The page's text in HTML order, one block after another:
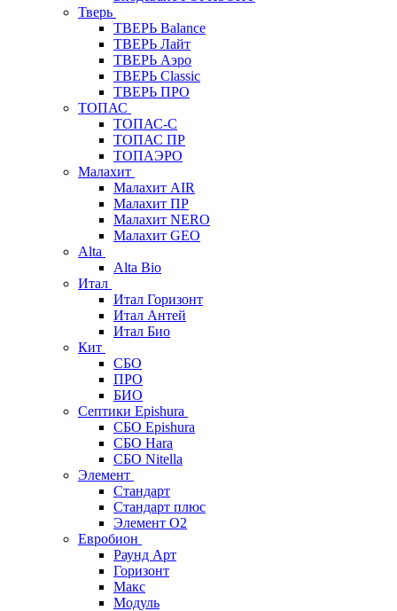
Тверь
ТВЕРЬ Balance
ТВЕРЬ Лайт
ТВЕРЬ Аэро
ТВЕРЬ Classic
ТВЕРЬ ПРО
ТОПАС
ТОПАС-С
ТОПАС ПР
ТОПАЭРО
Малахит
Малахит AIR
Малахит ПР
Малахит NERO
Малахит GEO
Alta
Alta Bio
Итал
Итал Горизонт
Итал Антей
Итал Био
Кит
СБО
ПРО
БИО
Септики Epishura
СБО Epishura
СБО Hara
СБО Nitella
Элемент
Стандарт
Стандарт плюс
Элемент О2
Евробион
Раунд Арт
Горизонт
Макс
Модуль